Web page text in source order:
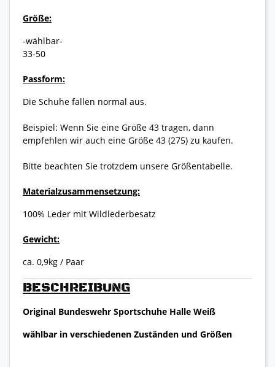
BESCHREIBUNG
Original Bundeswehr Sportschuhe Halle Weiß
wählbar in verschiedenen Zuständen und Größen
Größe:
-wählbar-
33-50
Passform:
Die Schuhe fallen normal aus.
Beispiel: Wenn Sie eine Größe 43 tragen, dann
empfehlen wir auch eine Größe 43 (275) zu kaufen.
Bitte beachten Sie trotzdem unsere Größentabelle.
Materialzusammensetzung:
100% Leder mit Wildlederbesatz
Gewicht:
ca. 0,9kg / Paar